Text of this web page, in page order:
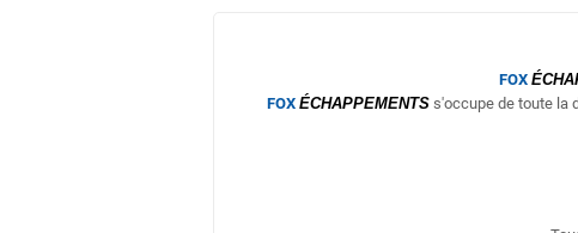
FOX
FOX ÉCHAPPEMENTSs'occupe de toute la